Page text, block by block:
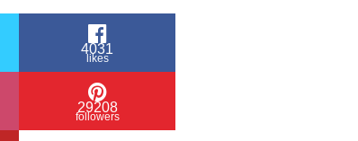
4031
likes
29208
followers